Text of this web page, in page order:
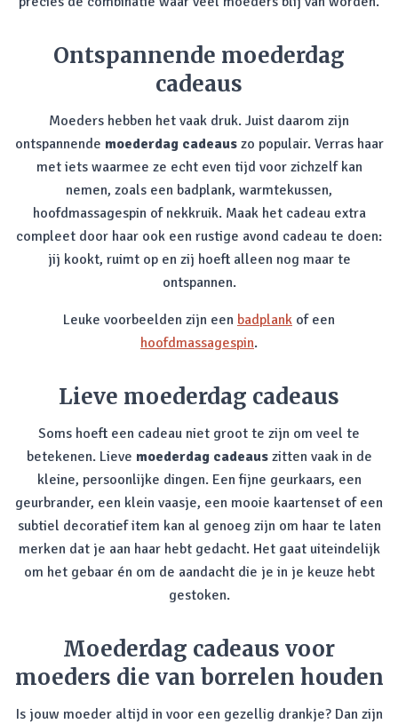
Ontspannende moederdag
cadeaus
Moeders hebben het vaak druk. Juist daarom zijn
ontspannende moederdag cadeauszo populair. Verras haar
met iets waarmee ze echt even tijd voor zichzelf kan
nemen, zoals een badplank, warmtekussen,
hoofdmassagespin of nekkruik. Maak het cadeau extra
compleet door haar ook een rustige avond cadeau te doen:
jij kookt, ruimt op en zij hoeft alleen nog maar te
ontspannen.
Leuke voorbeelden zijn een badplank of een
hoofdmassagespin.
Lieve moederdag cadeaus
Soms hoeft een cadeau niet groot te zijn om veel te
betekenen. Lieve moederdag cadeauszitten vaak in de
kleine, persoonlijke dingen. Een fijne geurkaars, een
geurbrander, een klein vaasje, een mooie kaartenset of een
subtiel decoratief item kan al genoeg zijn om haar te laten
merken dat je aan haar hebt gedacht. Het gaat uiteindelijk
om het gebaar én om de aandacht die je in je keuze hebt
gestoken.
Moederdag cadeaus voor
moeders die van borrelen houden
Is jouw moeder altijd in voor een gezellig drankje? Dan zijn